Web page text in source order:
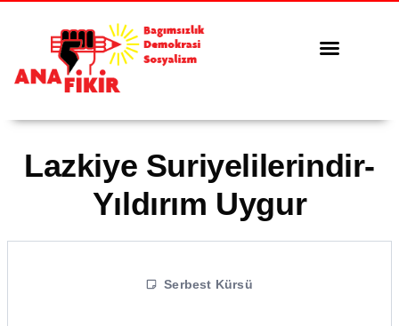
Lazkiye Suriyelilerindir-
Yıldırım Uygur
Serbest Kürsü